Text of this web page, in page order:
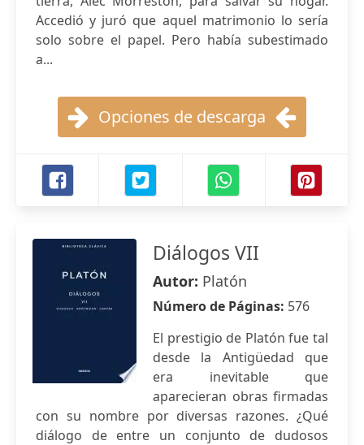
Accedió y juró que aquel matrimonio lo sería
solo sobre el papel. Pero había subestimado
a...
Opciones de descarga
Diálogos VII
Autor: Platón
Número de Páginas: 576
El prestigio de Platón fue tal
desde la Antigüedad que
era inevitable que
aparecieran obras firmadas
con su nombre por diversas razones. ¿Qué
diálogo de entre un conjunto de dudosos